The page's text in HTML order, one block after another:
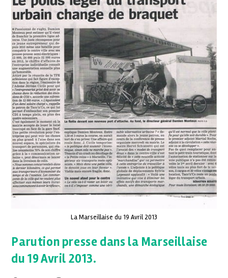
La Marseillaise du 19 Avril 2013
Parution presse dans la Marseillaise
du 19 Avril 2013.